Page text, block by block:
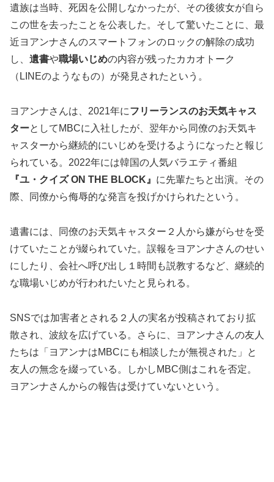
遺族は当時、死因を公開しなかったが、その後彼女が自ら
この世を去ったことを公表した。そして驚いたことに、最
近ヨアンナさんのスマートフォンのロックの解除の成功
し、 遺書や職場いじめの内容が残ったカカオトーク
（LINEのようなもの）が発見されたという。
ヨアンナさんは、2021年にフリーランスのお天気キャス
ターとしてMBCに入社したが、翌年から同僚のお天気キ
ャスターから継続的にいじめを受けるようになったと報じ
られている。2022年には韓国の人気バラエティ番組
『ユ・クイズ ON THE BLOCK』 に先輩たちと出演。その
際、同僚から侮辱的な発言を投げかけられたという。
遺書には、同僚のお天気キャスター２人から嫌がらせを受
けていたことが綴られていた。誤報をヨアンナさんのせい
にしたり、会社へ呼び出し１時間も説教するなど、継続的
な職場いじめが行われたいたと見られる。
SNSでは加害者とされる２人の実名が投稿されており拡
散され、波紋を広げている。さらに、ヨアンナさんの友人
たちは「ヨアンナはMBCにも相談したが無視された」と
友人の無念を綴っている。しかしMBC側はこれを否定。
ヨアンナさんからの報告は受けていないという。